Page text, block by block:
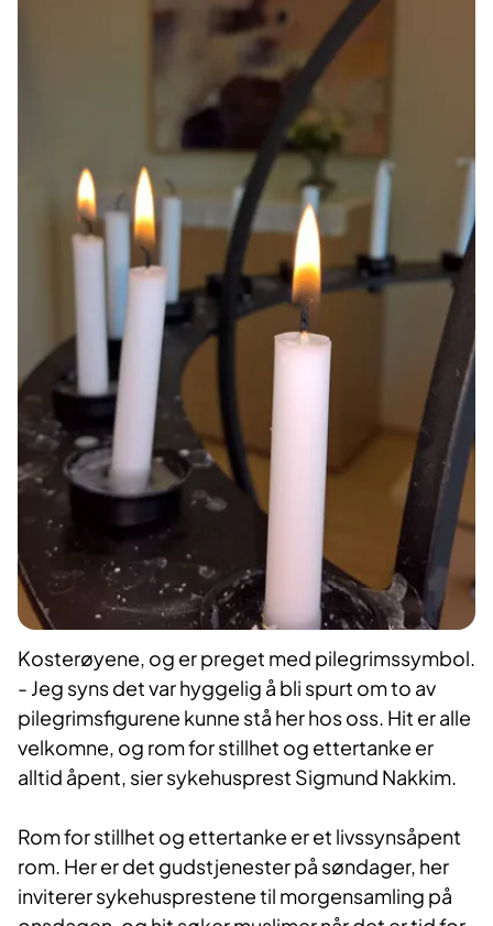
Kosterøyene, og er preget med pilegrimssymbol.
- Jeg syns det var hyggelig å bli spurt om to av
pilegrimsfigurene kunne stå her hos oss. Hit er alle
velkomne, og rom for stillhet og ettertanke er
alltid åpent, sier sykehusprest Sigmund Nakkim.
Rom for stillhet og ettertanke er et livssynsåpent
rom. Her er det gudstjenester på søndager, her
inviterer sykehusprestene til morgensamling på